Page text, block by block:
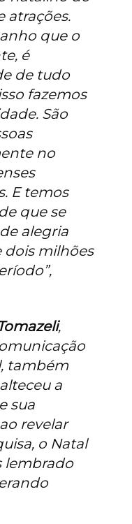
atrações.
que o
é
de tudo
fazemos
São
no
E temos
que se
alegria
dois milhões
,
também
a
sua
revelar
o Natal
lembrado